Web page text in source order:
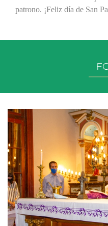
patrono. ¡Feliz día de San